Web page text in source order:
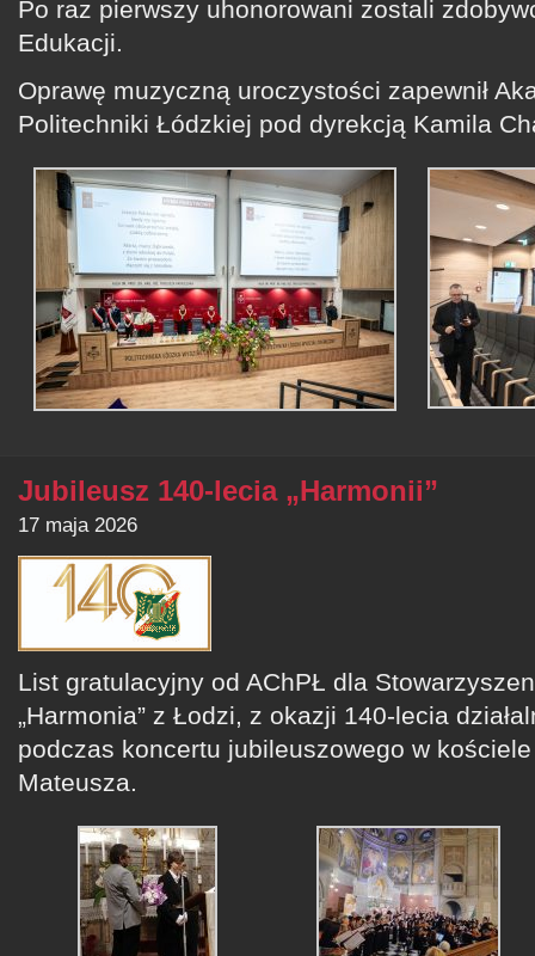
Po raz pierwszy uhonorowani zostali
Edukacji.
Oprawę muzyczną uroczystości zapewnił
Politechniki Łódzkiej pod dyrekcją Kamila
Jubileusz 140-lecia „Harmonii”
17 maja 2026
List gratulacyjny od AChPŁ dla
„Harmonia” z Łodzi, z okazji 140-lecia
podczas koncertu jubileuszowego w
Mateusza.